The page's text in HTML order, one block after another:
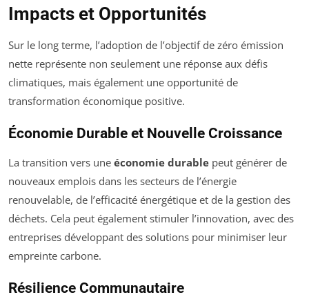
Impacts et Opportunités
Sur le long terme, l’adoption de l’objectif de zéro émission
nette représente non seulement une réponse aux défis
climatiques, mais également une opportunité de
transformation économique positive.
Économie Durable et Nouvelle Croissance
La transition vers une économie durable peut générer de
nouveaux emplois dans les secteurs de l’énergie
renouvelable, de l’efficacité énergétique et de la gestion des
déchets. Cela peut également stimuler l’innovation, avec des
entreprises développant des solutions pour minimiser leur
empreinte carbone.
Résilience Communautaire